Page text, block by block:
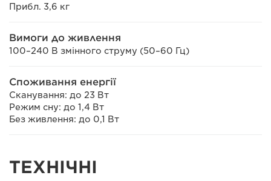
Прибл. 3,6 кг
Вимоги до живлення
100–240 В змінного струму (50–60 Гц)
Споживання енергії
Сканування: до 23 Вт
Режим сну: до 1,4 Вт
Без живлення: до 0,1 Вт
ТЕХНІЧНІ